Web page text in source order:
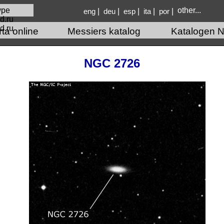
eng deu esp ita por other...
online Messiers katalog Katalogen
NGC 2726